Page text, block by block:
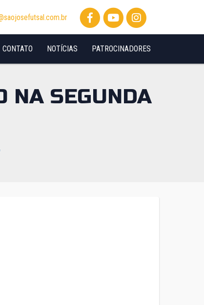
PATROCINADORES
NOTÍCIAS
CONTATO
NA SEGUNDA